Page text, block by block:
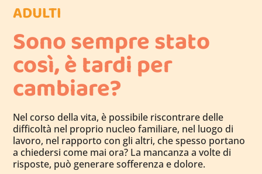
ADULTI
Sono sempre stato
così, è tardi per
cambiare?
Nel corso della vita, è possibile riscontrare delle
difficoltà nel proprio nucleo familiare, nel luogo di
lavoro, nel rapporto con gli altri, che spesso portano
a chiedersi come mai ora? La mancanza a volte di
risposte, può generare sofferenza e dolore.